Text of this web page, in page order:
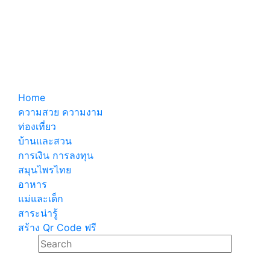
Home
ความสวย ความงาม
ท่องเที่ยว
บ้านและสวน
การเงิน การลงทุน
สมุนไพรไทย
อาหาร
แม่และเด็ก
สาระน่ารู้
สร้าง Qr Code ฟรี